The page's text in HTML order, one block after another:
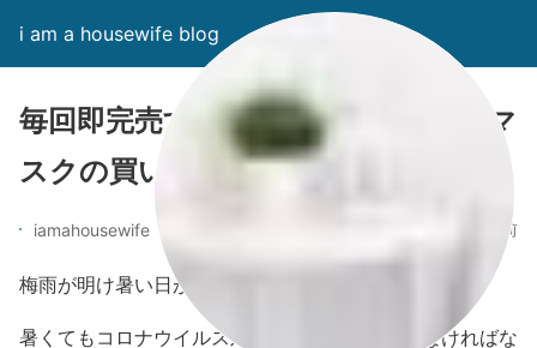
i am a housewife blog
毎回即完売するハニーズの接触冷感マ
スクの買い方と使用感
iamahousewife 6年前
梅雨が明け暑い日が続きますね。
暑くてもコロナウイルス対策としてマスクをしなければな